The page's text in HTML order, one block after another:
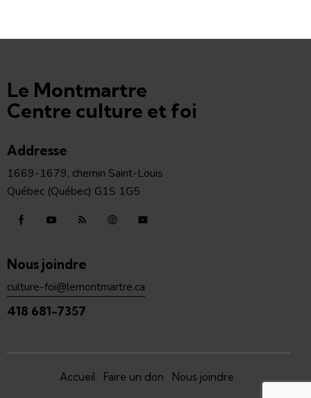
Le Montmartre
Centre culture et foi
Addresse
1669-1679, chemin Saint-Louis
Québec (Québec) G1S 1G5
Nous joindre
culture-foi@lemontmartre.ca
418 681-7357
Accueil Faire un don Nous joindre